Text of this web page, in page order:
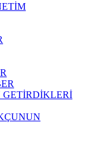
GETİRDİKLERİ